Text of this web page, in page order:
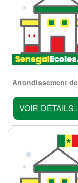
Arrondissement de
VOIR